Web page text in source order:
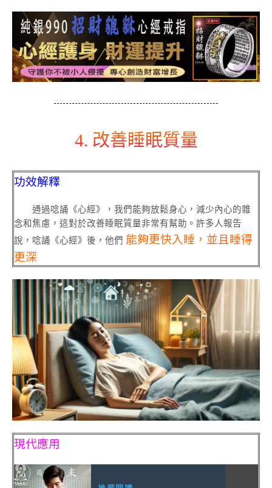
4. 改善睡眠質量
功效解釋
通過唸誦《心經》，我們能夠放鬆身心，減少內心的雜
念和焦慮，這對於改善睡眠質量非常有幫助。許多人報告
說，唸誦《心經》後，他們 能夠更快入睡，並且睡得
更深
現代應用